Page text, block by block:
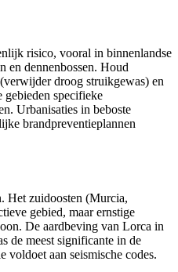
risico, vooral in binnenlandse
en dennenbossen. Houd
droog struikgewas) en
gebieden specifieke
Urbanisaties in beboste
brandpreventieplannen
Het zuidoosten (Murcia,
gebied, maar ernstige
De aardbeving van Lorca in
de meest significante in de
voldoet aan seismische codes.